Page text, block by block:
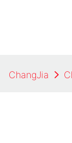
ChangJia